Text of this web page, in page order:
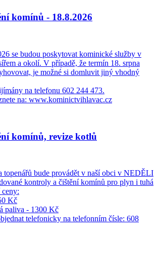
komínů - 18.8.2026
se budou poskytovat kominické služby v
a okolí. V případě, že termín 18. srpna
je možné si domluvit jiný vhodný
na telefonu 602 244 473.
na: www.kominictvihlavac.cz
komínů, revize kotlů
topenářů bude provádět v naší obci v NEDĚLI
kontroly a čištění komínů pro plyn i tuhá
Kč
paliva - 1300 Kč
telefonicky na telefonním čísle: 608